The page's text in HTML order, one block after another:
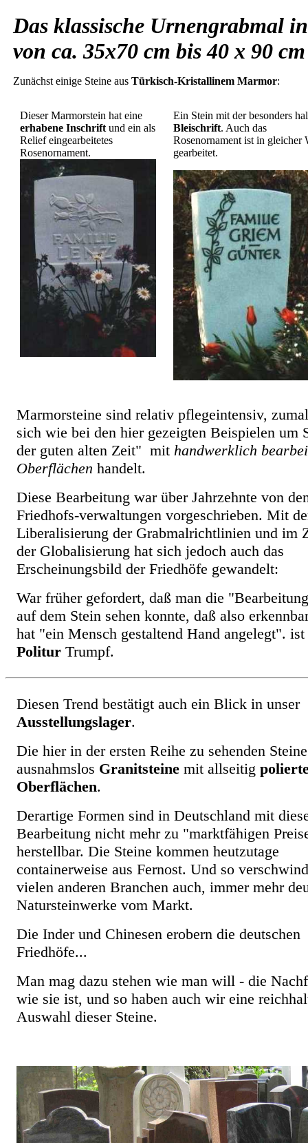
Das klassische Urnengrabmal
von ca. 35x70 cm bis 40 x 90 cm
Zunächst einige Steine aus Türkisch-Kristallinem Marmor:
Dieser Marmorstein hat eine
erhabene Inschrift und ein als
Relief eingearbeitetes
Rosenornament.
Ein Stein mit der besonders
Bleischrift. Auch das
Rosenornament ist in gleicher
gearbeitet.
Marmorsteine sind relativ pflegeintensiv,
sich wie bei den hier gezeigten Beispielen um
der guten alten Zeit" mit handwerklich
Oberflächen handelt.
Diese Bearbeitung war über Jahrzehnte von
Friedhofs-verwaltungen vorgeschrieben. Mit
Liberalisierung der Grabmalrichtlinien und im
der Globalisierung hat sich jedoch auch das
Erscheinungsbild der Friedhöfe gewandelt:
War früher gefordert, daß man die
auf dem Stein sehen konnte, daß also
hat "ein Mensch gestaltend Hand angelegt". ist
Politur Trumpf.
Diesen Trend bestätigt auch ein Blick in unser
Ausstellungslager.
Die hier in der ersten Reihe zu sehenden
ausnahmslos Granitsteine mit allseitig
Oberflächen.
Derartige Formen sind in Deutschland mit
Bearbeitung nicht mehr zu "marktfähigen
herstellbar. Die Steine kommen heutzutage
containerweise aus Fernost. Und so
vielen anderen Branchen auch, immer mehr
Natursteinwerke vom Markt.
Die Inder und Chinesen erobern die deutschen
Friedhöfe...
Man mag dazu stehen wie man will - die
wie sie ist, und so haben auch wir eine
Auswahl dieser Steine.